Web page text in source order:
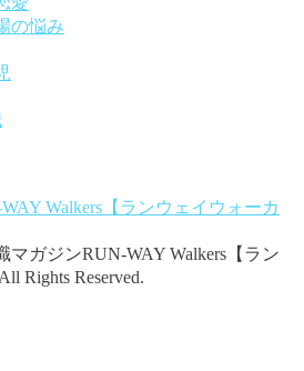
の悩み
Walkers【ランウェイウォーカ
マガジンRUN-WAY Walkers【ラン
Rights Reserved.